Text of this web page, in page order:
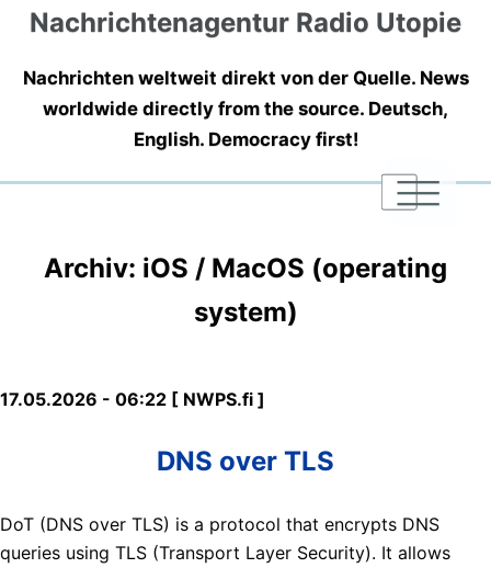
Nachrichtenagentur Radio Utopie
Nachrichten weltweit direkt von der Quelle. News
worldwide directly from the source. Deutsch,
English. Democracy first!
|
|
|
Archiv: iOS / MacOS (operating
system)
17.05.2026 - 06:22 [ NWPS.fi ]
DNS over TLS
DoT (DNS over TLS) is a protocol that encrypts DNS
queries using TLS (Transport Layer Security). It allows